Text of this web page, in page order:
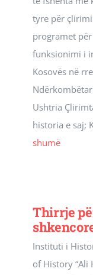
tyre për
programet
funksionimi i
Kosovës në
Ushtria
historia e saj;
shumë
Thirrje
Instituti i
of History “Ali